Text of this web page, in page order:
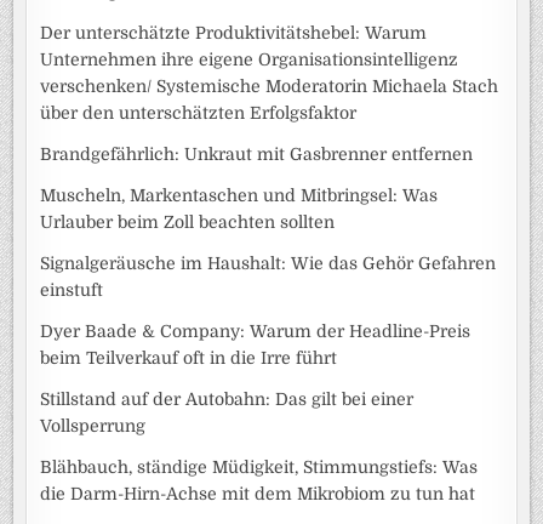
Der unterschätzte Produktivitätshebel: Warum
Unternehmen ihre eigene Organisationsintelligenz
verschenken/ Systemische Moderatorin Michaela Stach
über den unterschätzten Erfolgsfaktor
Brandgefährlich: Unkraut mit Gasbrenner entfernen
Muscheln, Markentaschen und Mitbringsel: Was
Urlauber beim Zoll beachten sollten
Signalgeräusche im Haushalt: Wie das Gehör Gefahren
einstuft
Dyer Baade & Company: Warum der Headline-Preis
beim Teilverkauf oft in die Irre führt
Stillstand auf der Autobahn: Das gilt bei einer
Vollsperrung
Blähbauch, ständige Müdigkeit, Stimmungstiefs: Was
die Darm-Hirn-Achse mit dem Mikrobiom zu tun hat